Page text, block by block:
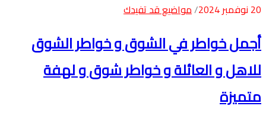
20 نوفمبر 2024 مواضيع قد تفيدك
أجمل خواطر في الشوق و خواطر الشوق
للاهل و العائلة و خواطر شوق و لهفة
متميزة